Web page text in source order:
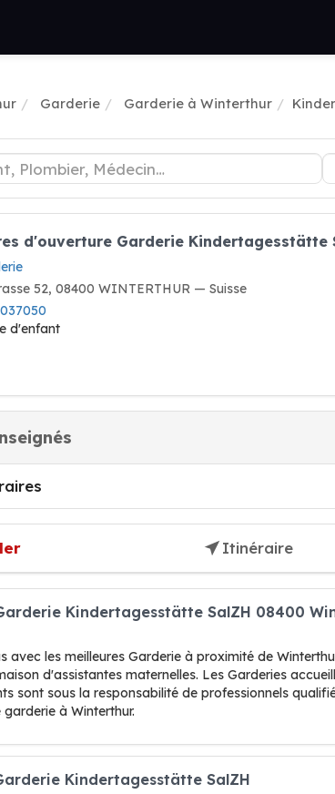
Garderie Garderie à Winterthur
d'ouverture Garderie Kindertagesstätte
52, 08400 WINTERTHUR — Suisse
d'enfant
Itinéraire
Kindertagesstätte SalZH 08400
avec les meilleures Garderie à proximité de
d'assistantes maternelles. Les Garderies
sont sous la responsabilité de professionnels
à Winterthur.
Kindertagesstätte SalZH